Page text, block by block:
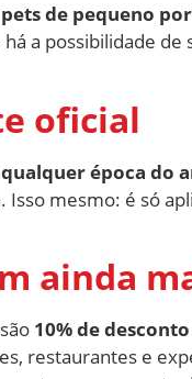
pets de pequeno
a possibilidade
oficial
época do
mesmo: é só
ainda
10% de
restaurantes e